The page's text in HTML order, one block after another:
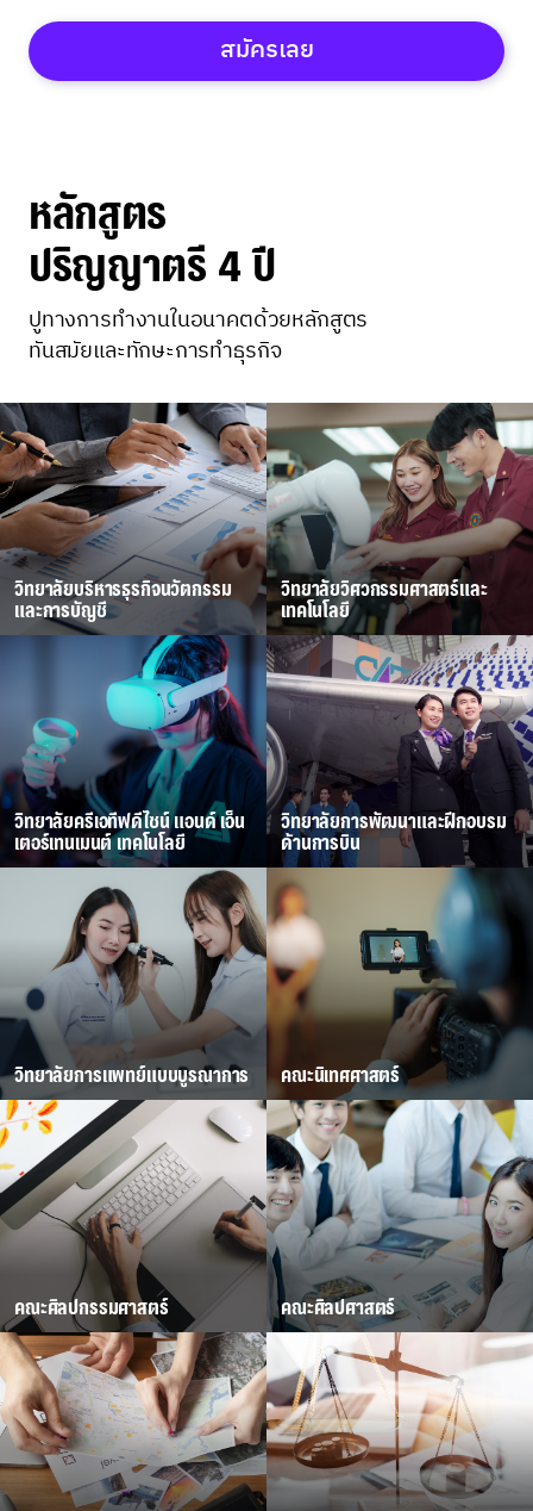
สมัครเลย
หลักสูตร
ปริญญาตรี 4 ปี
ปูทางการทำงานในอนาคตด้วยหลักสูตร
ทันสมัยและทักษะการทำธุรกิจ
วิทยาลัยบริหารธุรกิจนวัตกรรม
และการบัญชี
วิทยาลัยวิศวกรรมศาสตร์และ
เทคโนโลยี
วิทยาลัยครีเอทีฟดีไซน์ แอนด์ เอ็น
เตอร์เทนเมนต์ เทคโนโลยี
วิทยาลัยการพัฒนาและฝึกอบรม
ด้านการบิน
วิทยาลัยการแพทย์แบบบูรณาการ คณะนิเทศศาสตร์
คณะศิลปกรรมศาสตร์ คณะศิลปศาสตร์